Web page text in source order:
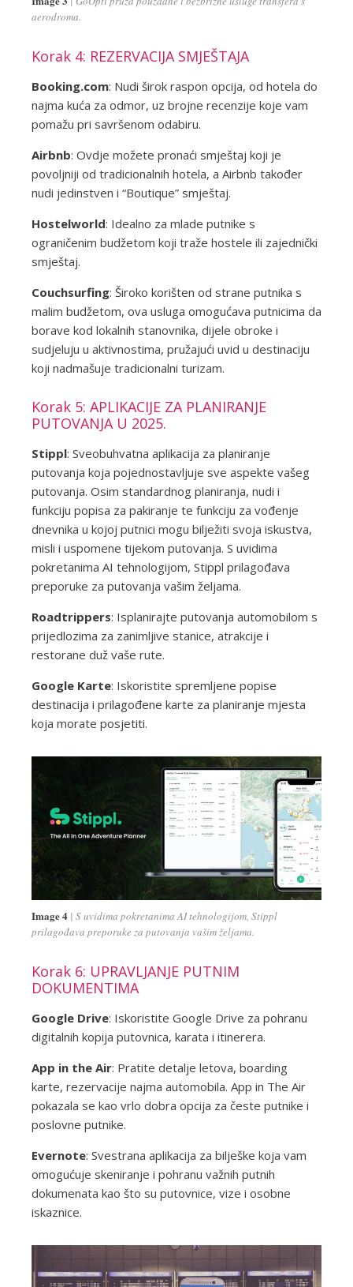
aerodroma.
Korak 4: REZERVACIJA SMJEŠTAJA
Booking.com: Nudi širok raspon opcija, od hotela do
najma kuća za odmor, uz brojne recenzije koje vam
pomažu pri savršenom odabiru.
Airbnb: Ovdje možete pronaći smještaj koji je
povoljniji od tradicionalnih hotela, a Airbnb također
nudi jedinstven i “Boutique” smještaj.
Hostelworld: Idealno za mlade putnike s
ograničenim budžetom koji traže hostele ili zajednički
smještaj.
Couchsurfing: Široko korišten od strane putnika s
malim budžetom, ova usluga omogućava putnicima da
borave kod lokalnih stanovnika, dijele obroke i
sudjeluju u aktivnostima, pružajući uvid u destinaciju
koji nadmašuje tradicionalni turizam.
Korak 5: APLIKACIJE ZA PLANIRANJE
PUTOVANJA U 2025.
Stippl: Sveobuhvatna aplikacija za planiranje
putovanja koja pojednostavljuje sve aspekte vašeg
putovanja. Osim standardnog planiranja, nudi i
funkciju popisa za pakiranje te funkciju za vođenje
dnevnika u kojoj putnici mogu bilježiti svoja iskustva,
misli i uspomene tijekom putovanja. S uvidima
pokretanima AI tehnologijom, Stippl prilagođava
preporuke za putovanja vašim željama.
Roadtrippers: Isplanirajte putovanja automobilom s
prijedlozima za zanimljive stanice, atrakcije i
restorane duž vaše rute.
Google Karte: Iskoristite spremljene popise
destinacija i prilagođene karte za planiranje mjesta
koja morate posjetiti.
Image 4 S uvidima pokretanima AI tehnologijom, Stippl
prilagođava preporuke za putovanja vašim željama.
Korak 6: UPRAVLJANJE PUTNIM
DOKUMENTIMA
Google Drive: Iskoristite Google Drive za pohranu
digitalnih kopija putovnica, karata i itinerera.
App in the Air: Pratite detalje letova, boarding
karte, rezervacije najma automobila. App in The Air
pokazala se kao vrlo dobra opcija za česte putnike i
poslovne putnike.
Evernote: Svestrana aplikacija za bilješke koja vam
omogućuje skeniranje i pohranu važnih putnih
dokumenata kao što su putovnice, vize i osobne
iskaznice.